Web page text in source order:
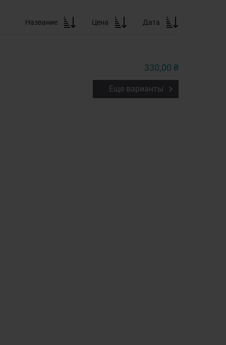
Название Цена Дата
330,00 ₴
Еще варианты